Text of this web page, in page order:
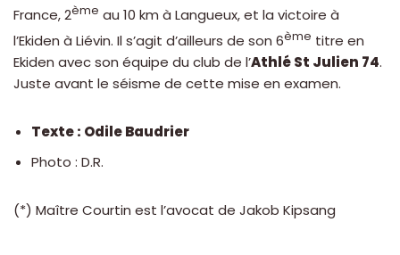
France, 2ème au 10 km à Langueux, et la victoire à
l’Ekiden à Liévin. Il s’agit d’ailleurs de son 6ème titre en
Ekiden avec son équipe du club de l’Athlé St Julien 74.
Juste avant le séisme de cette mise en examen.
Texte : Odile Baudrier
Photo : D.R.
(*) Maître Courtin est l’avocat de Jakob Kipsang